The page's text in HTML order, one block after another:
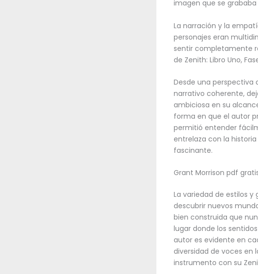
imagen que se
La narración y la
personajes eran
sentir completamente
de Zenith: Libro Uno,
Desde una perspectiva
narrativo coherente,
ambiciosa en su
forma en que el autor
permitió entender
entrelaza con la
fascinante.
Grant Morrison pdf
La variedad de estilos
descubrir nuevos
bien construida que
lugar donde los
autor es evidente en
diversidad de voces en
instrumento con su